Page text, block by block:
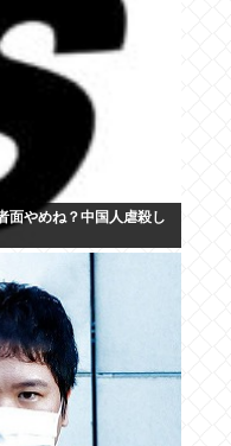
面やめね？中国人虐殺し